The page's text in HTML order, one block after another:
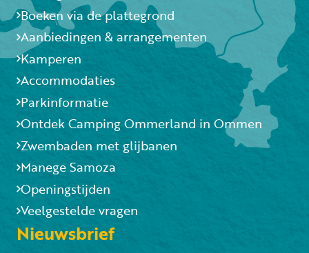
Boeken via de plattegrond
Aanbiedingen & arrangementen
Kamperen
Accommodaties
Parkinformatie
Ontdek Camping Ommerland in Ommen
Zwembaden met glijbanen
Manege Samoza
Openingstijden
Veelgestelde vragen
Nieuwsbrief